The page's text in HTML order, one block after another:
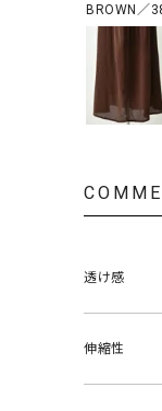
BROWN／
透け感
伸縮性